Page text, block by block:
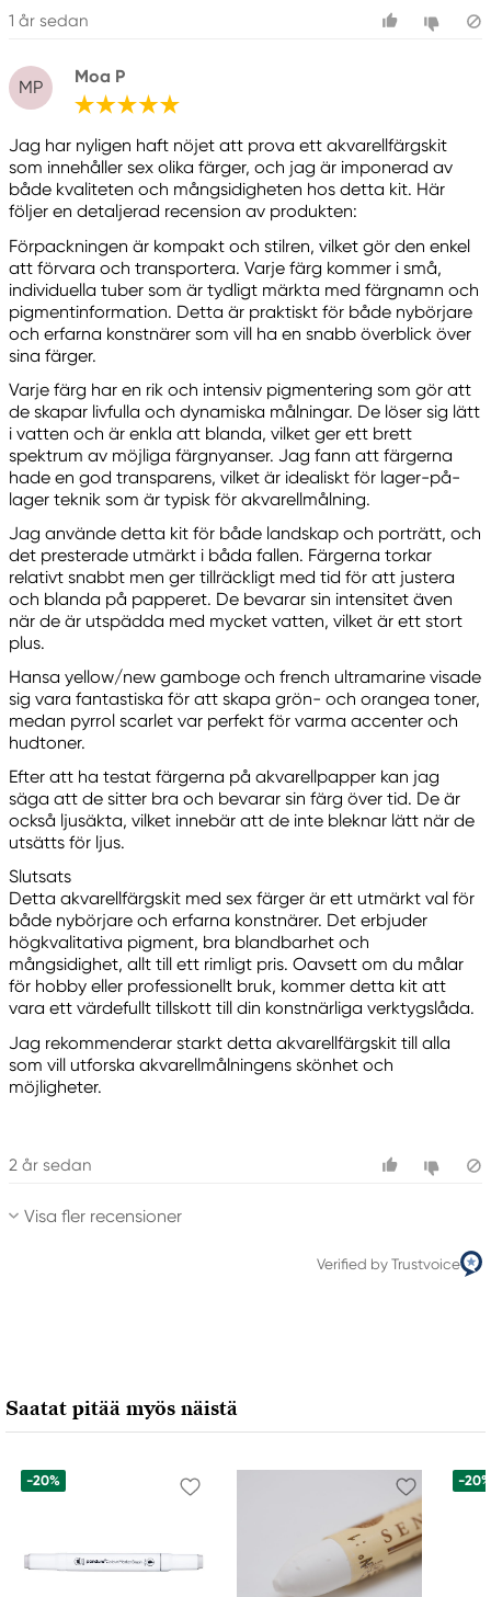
1 år sedan
MP
Moa P
Jag har nyligen haft nöjet att prova ett akvarellfärgskit
som innehåller sex olika färger, och jag är imponerad av
både kvaliteten och mångsidigheten hos detta kit. Här
följer en detaljerad recension av produkten:
Förpackningen är kompakt och stilren, vilket gör den enkel
att förvara och transportera. Varje färg kommer i små,
individuella tuber som är tydligt märkta med färgnamn och
pigmentinformation. Detta är praktiskt för både nybörjare
och erfarna konstnärer som vill ha en snabb överblick över
sina färger.
Varje färg har en rik och intensiv pigmentering som gör att
de skapar livfulla och dynamiska målningar. De löser sig lätt
i vatten och är enkla att blanda, vilket ger ett brett
spektrum av möjliga färgnyanser. Jag fann att färgerna
hade en god transparens, vilket är idealiskt för lager-på-
lager teknik som är typisk för akvarellmålning.
Jag använde detta kit för både landskap och porträtt, och
det presterade utmärkt i båda fallen. Färgerna torkar
relativt snabbt men ger tillräckligt med tid för att justera
och blanda på papperet. De bevarar sin intensitet även
när de är utspädda med mycket vatten, vilket är ett stort
plus.
Hansa yellow/new gamboge och french ultramarine visade
sig vara fantastiska för att skapa grön- och orangea toner,
medan pyrrol scarlet var perfekt för varma accenter och
hudtoner.
Efter att ha testat färgerna på akvarellpapper kan jag
säga att de sitter bra och bevarar sin färg över tid. De är
också ljusäkta, vilket innebär att de inte bleknar lätt när de
utsätts för ljus.
Slutsats
Detta akvarellfärgskit med sex färger är ett utmärkt val för
både nybörjare och erfarna konstnärer. Det erbjuder
högkvalitativa pigment, bra blandbarhet och
mångsidighet, allt till ett rimligt pris. Oavsett om du målar
för hobby eller professionellt bruk, kommer detta kit att
vara ett värdefullt tillskott till din konstnärliga verktygslåda.
Jag rekommenderar starkt detta akvarellfärgskit till alla
som vill utforska akvarellmålningens skönhet och
möjligheter.
2 år sedan
Visa fler recensioner
Verified by Trustvoice
Saatat pitää myös näistä
-20% -